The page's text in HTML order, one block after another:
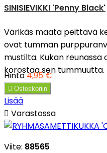
SINISIEVIKKI 'Penny Black'
Värikäs maata peittävä
ovat tumman
mustilta. Kukan
korostaa sen tummuutta.
Hinta4,95 €
 Ostoskoriin
Lisää
 Varastossa
Viite: 88565